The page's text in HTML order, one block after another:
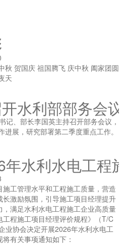
秋 贺国庆 祖国腾飞 庆中秋 阖家团圆
天
水利部部务会议
记、部长李国英主持召开部务会议，
展，研究部署第二季度重点工作。
年水利水电工程
工管理水平和工程施工质量，营造
激励氛围，引导施工项目经理提升
满足水利水电工程施工企业高质量
程施工项目经理评价规程》（T/C
业协会决定开展2026年水利水电工
有关事项通知如下：